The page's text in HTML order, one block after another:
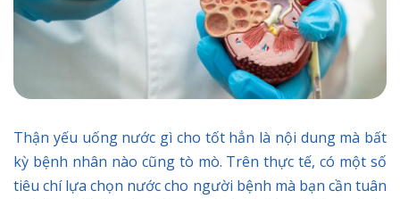
Thận yếu uống nước gì cho tốt hẳn là nội dung mà bất
kỳ bệnh nhân nào cũng tò mò. Trên thực tế, có một số
tiêu chí lựa chọn nước cho người bệnh mà bạn cần tuân